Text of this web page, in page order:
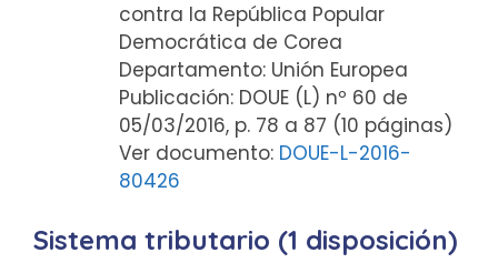
contra la República Popular
Democrática de Corea
Departamento: Unión Europea
Publicación: DOUE (L) nº 60 de
05/03/2016, p. 78 a 87 (10 páginas)
Ver documento: DOUE-L-2016-
80426
Sistema tributario (1 disposición)